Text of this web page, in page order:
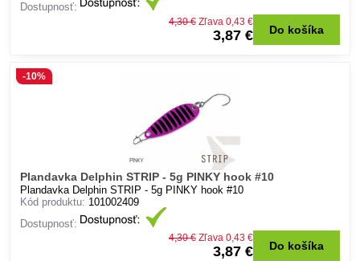
Dostupnosť:
3,87 €
4,30 € Zľava 0,43 €
Do košíka
Plandavka Delphin STRIP - 5g PINKY hook #10
-10%
Plandavka Delphin STRIP - 5g PINKY hook #10
Kód produktu: 101002409
Dostupnosť:
3,87 €
4,30 € Zľava 0,43 €
Do košíka